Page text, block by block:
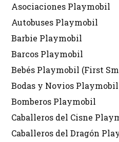
Asociaciones Playmobil
Autobuses Playmobil
Barbie Playmobil
Barcos Playmobil
Bebés Playmobil (First
Bodas y Novios Playmobil
Bomberos Playmobil
Caballeros del Cisne
Caballeros del Dragón